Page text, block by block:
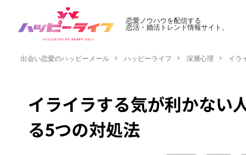
恋愛ノウハウを配信する
恋活・婚活トレンド情報サイト。
出会い恋愛のハッピーメール ハッピーライフ 深層心理 イラ
イライラする気が利かない
る5つの対処法